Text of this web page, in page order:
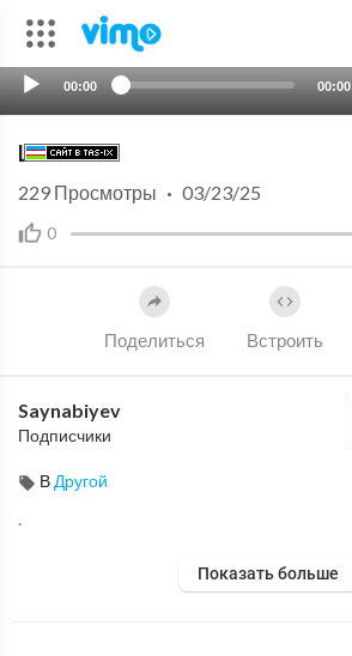
00:00 00:00
Limon
0
229 Просмотры · 03/23/25
Поделиться Встроить
Saynabiyev
Подписчики
В Другой
.
Показать больше